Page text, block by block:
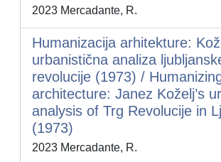
2023 Mercadante, R.
Humanizacija arhitekture:
urbanistična analiza
revolucije (1973) /
architecture: Janez Koželj’s
analysis of Trg Revolucije in
(1973)
2023 Mercadante, R.